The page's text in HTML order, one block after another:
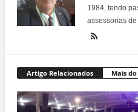
1984, tendo
assessorias
Artigo Relacionados Mais